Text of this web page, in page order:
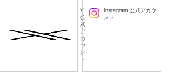
X
公
式
ア
カ
ウ
ン
ト
Instagram 公式アカウ
ント